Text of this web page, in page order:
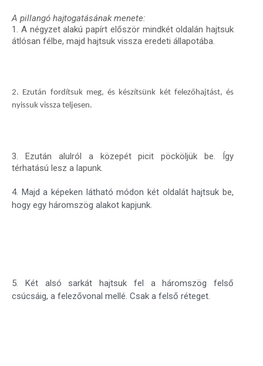
A pillangó hajtogatásának menete:
1. A négyzet alakú papírt először mindkét oldalán hajtsuk
átlósan félbe, majd hajtsuk vissza eredeti állapotába.
2. Ezután fordítsuk meg, és készítsünk két felezőhajtást, és
nyissuk vissza teljesen.
3. Ezután alulról a közepét picit pöcköljük be. Így
térhatású lesz a lapunk.
4. Majd a képeken látható módon két oldalát hajtsuk be,
hogy egy háromszög alakot kapjunk.
5. Két alsó sarkát hajtsuk fel a háromszög felső
csúcsáig, a felezővonal mellé. Csak a felső réteget.